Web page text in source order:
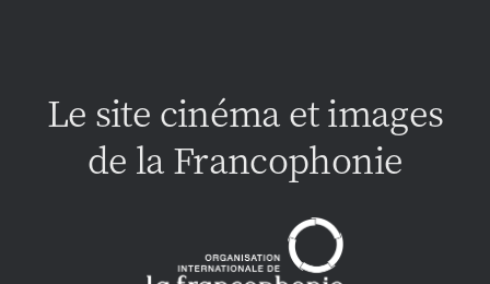
Le site cinéma et images
de la Francophonie